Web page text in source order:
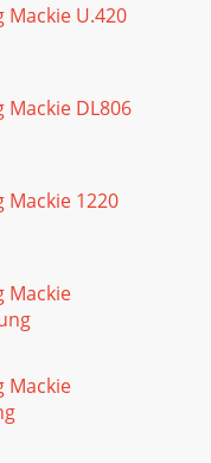
U.420
DL806
1220
Mackie
Mackie